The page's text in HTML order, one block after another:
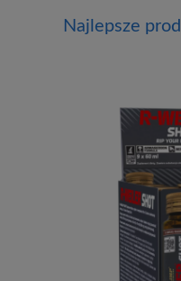
Najlepsze